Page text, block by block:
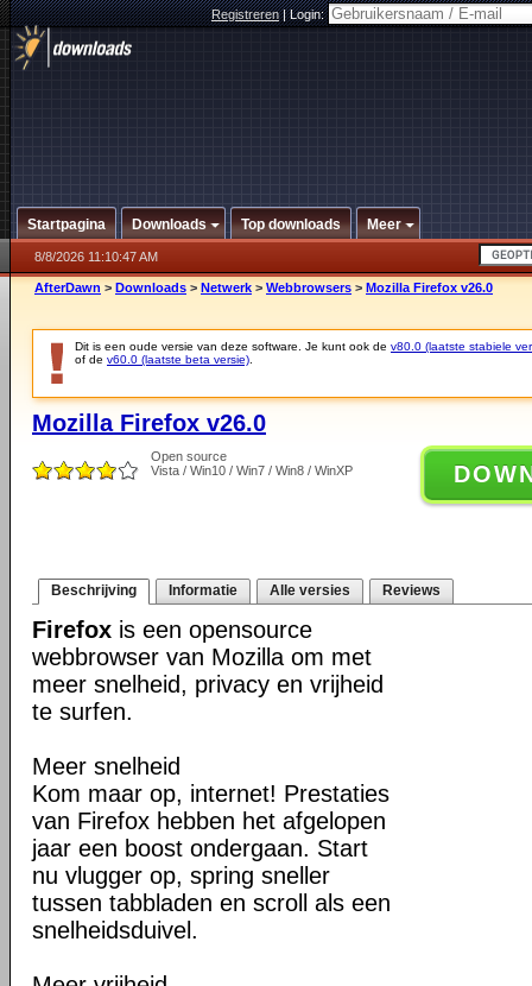
Registreren|Login:
Startpagina Downloads Top downloads Meer
8/8/2026 11:10:47 AM
AfterDawn > Downloads > Netwerk > Webbrowsers > Mozilla Firefox v26.0
Dit is een oude versie van deze software. Je kunt ook de v80.0 (laatste stabiele
of de v60.0 (laatste beta versie)
Mozilla Firefox v26.0
Open source
Vista / Win10 / Win7 / Win8 / WinXP
Beschrijving Informatie Alle versies Reviews
Firefox is een opensource
webbrowser van Mozilla om met
meer snelheid, privacy en vrijheid
te surfen.
Meer snelheid
Kom maar op, internet! Prestaties
van Firefox hebben het afgelopen
jaar een boost ondergaan. Start
nu vlugger op, spring sneller
tussen tabbladen en scroll als een
snelheidsduivel.